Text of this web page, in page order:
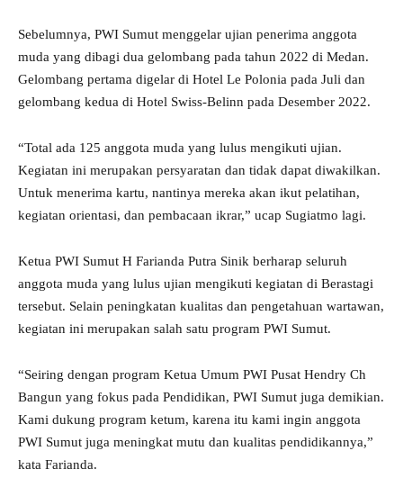
Sebelumnya, PWI Sumut menggelar ujian penerima anggota
muda yang dibagi dua gelombang pada tahun 2022 di Medan.
Gelombang pertama digelar di Hotel Le Polonia pada Juli dan
gelombang kedua di Hotel Swiss-Belinn pada Desember 2022.
“Total ada 125 anggota muda yang lulus mengikuti ujian.
Kegiatan ini merupakan persyaratan dan tidak dapat diwakilkan.
Untuk menerima kartu, nantinya mereka akan ikut pelatihan,
kegiatan orientasi, dan pembacaan ikrar,” ucap Sugiatmo lagi.
Ketua PWI Sumut H Farianda Putra Sinik berharap seluruh
anggota muda yang lulus ujian mengikuti kegiatan di Berastagi
tersebut. Selain peningkatan kualitas dan pengetahuan wartawan,
kegiatan ini merupakan salah satu program PWI Sumut.
“Seiring dengan program Ketua Umum PWI Pusat Hendry Ch
Bangun yang fokus pada Pendidikan, PWI Sumut juga demikian.
Kami dukung program ketum, karena itu kami ingin anggota
PWI Sumut juga meningkat mutu dan kualitas pendidikannya,”
kata Farianda.